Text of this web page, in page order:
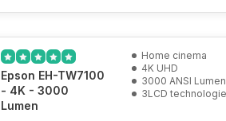
Epson EH-TW7100
- 4K - 3000
Lumen
Home cinema
4K UHD
3000 ANSI Lumen
3LCD